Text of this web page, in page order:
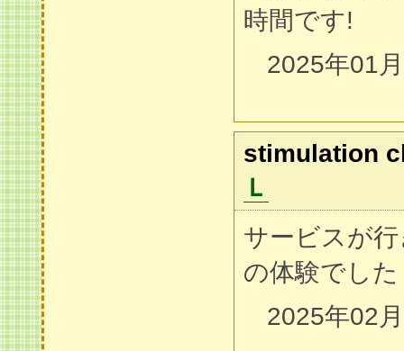
時間です!
2025年01
stimulation
Ｌ
サービスが
の体験でした
2025年02